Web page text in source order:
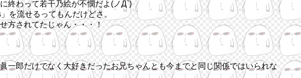
終わって若干乃絵が不憫だよ(ノД`)
を流せるってもんだけどさ。
方されてたじゃん・・・！
郎だけでなく大好きだったお兄ちゃんとも今までと同じ関係ではいられな